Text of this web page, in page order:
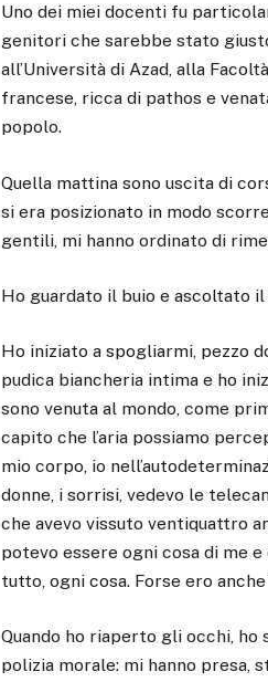
Uno dei miei docenti fu
genitori che sarebbe stato
all’Università di Azad, alla
francese, ricca di pathos e
popolo.
Quella mattina sono uscita di
si era posizionato in modo
gentili, mi hanno ordinato di
Ho guardato il buio e ascoltato
Ho iniziato a spogliarmi, pezzo
pudica biancheria intima e ho
sono venuta al mondo, come
capito che l’aria possiamo
mio corpo, io
donne, i sorrisi, vedevo le
che avevo vissuto ventiquattro
potevo essere ogni cosa di me
tutto, ogni cosa. Forse ero
Quando ho riaperto gli occhi, ho
polizia morale: mi hanno presa,